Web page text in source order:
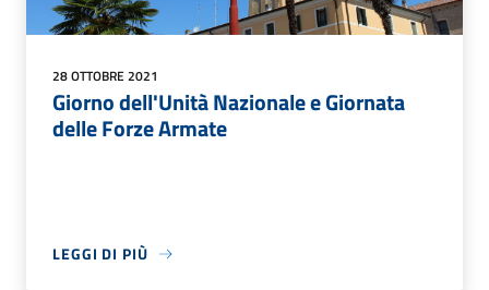
28 OTTOBRE 2021
Giorno dell'Unità Nazionale e Giornata
delle Forze Armate
LEGGI DI PIÙ